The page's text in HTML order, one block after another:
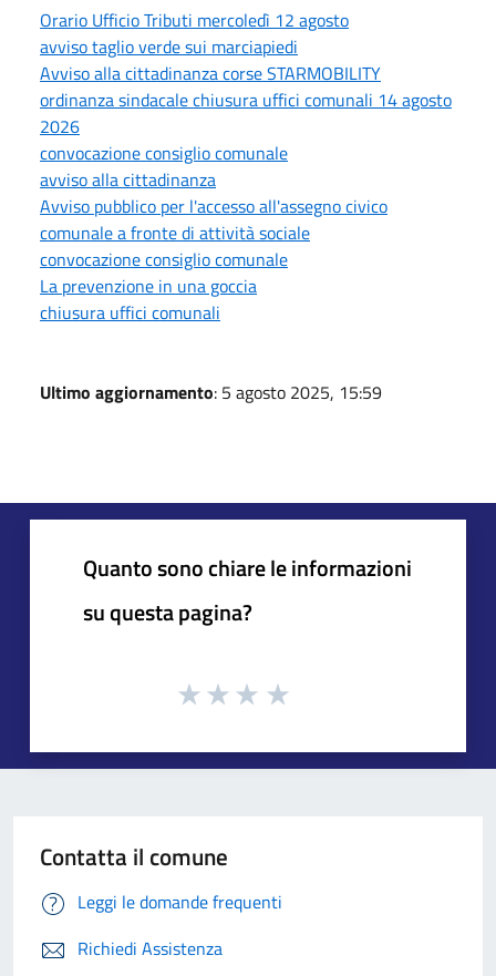
Orario Ufficio Tributi mercoledì 12 agosto
avviso taglio verde sui marciapiedi
Avviso alla cittadinanza corse STARMOBILITY
ordinanza sindacale chiusura uffici comunali 14 agosto
2026
convocazione consiglio comunale
avviso alla cittadinanza
Avviso pubblico per l'accesso all'assegno civico
comunale a fronte di attività sociale
convocazione consiglio comunale
La prevenzione in una goccia
chiusura uffici comunali
Ultimo aggiornamento: 5 agosto 2025, 15:59
Quanto sono chiare le informazioni
su questa pagina?
Contatta il comune
Leggi le domande frequenti
Richiedi Assistenza